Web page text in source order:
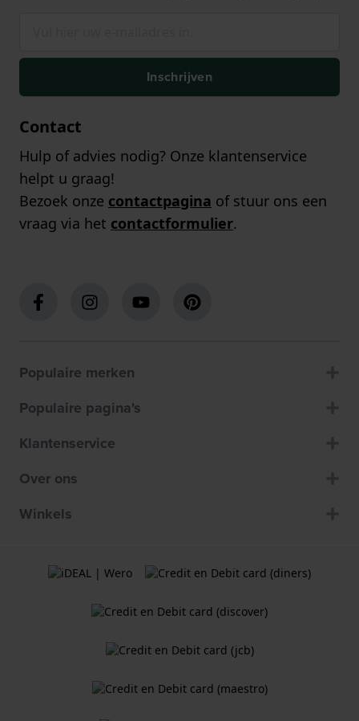
Inschrijven
Contact
Hulp of advies nodig? Onze klantenservice
helpt u graag!
Bezoek onze contactpagina of stuur ons een
vraag via het contactformulier.
Populaire merken
Populaire pagina's
Klantenservice
Over ons
Winkels